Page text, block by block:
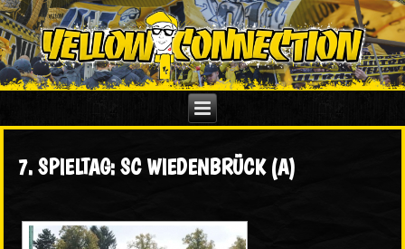
7. SPIELTAG: SC WIEDENBRÜCK (A)